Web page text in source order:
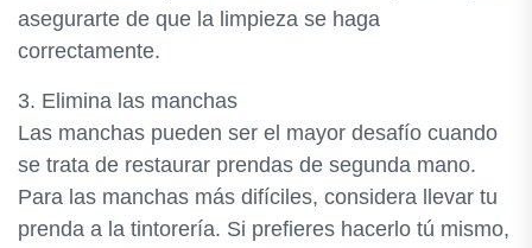
asegurarte de que la limpieza se haga
correctamente.
3. Elimina las manchas
Las manchas pueden ser el mayor desafío cuando
se trata de restaurar prendas de segunda mano.
Para las manchas más difíciles, considera llevar tu
prenda a la tintorería. Si prefieres hacerlo tú mismo,